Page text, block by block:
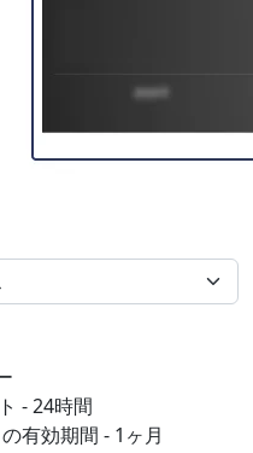
- 24時間
有効期間 - 1ヶ月